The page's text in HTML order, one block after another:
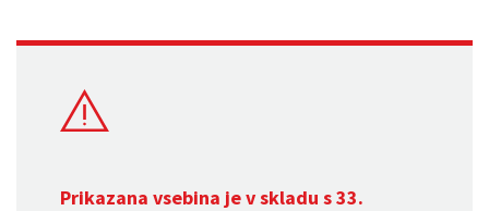
Prikazana vsebina je v skladu s 33.